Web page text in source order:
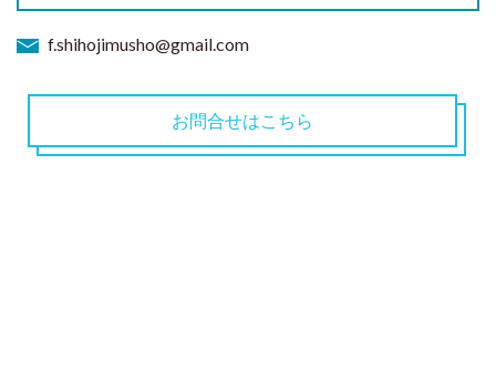
f.shihojimusho@gmail.com
お問合せはこちら